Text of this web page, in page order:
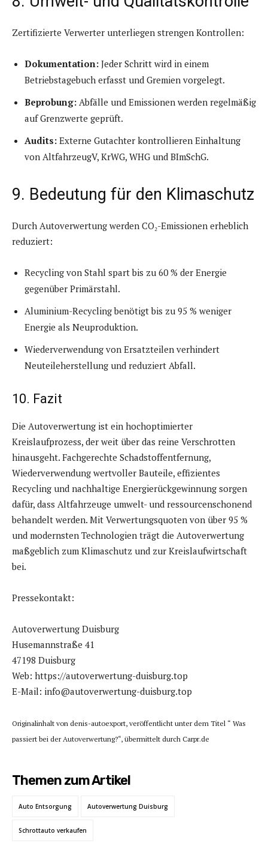
Zertifizierte Verwerter unterliegen strengen Kontrollen:
Dokumentation: Jeder Schritt wird in einem
Betriebstagebuch erfasst und Gremien vorgelegt.
Beprobung: Abfälle und Emissionen werden regelmäßig
auf Grenzwerte geprüft.
Audits: Externe Gutachter kontrollieren Einhaltung
von AltfahrzeugV, KrWG, WHG und BImSchG.
9. Bedeutung für den Klimaschutz
Durch Autoverwertung werden CO₂-Emissionen erheblich
reduziert:
Recycling von Stahl spart bis zu 60 % der Energie
gegenüber Primärstahl.
Aluminium-Recycling benötigt bis zu 95 % weniger
Energie als Neuproduktion.
Wiederverwendung von Ersatzteilen verhindert
Neuteileherstellung und reduziert Abfall.
10. Fazit
Die Autoverwertung ist ein hochoptimierter
Kreislaufprozess, der weit über das reine Verschrotten
hinausgeht. Fachgerechte Schadstoffentfernung,
Wiederverwendung wertvoller Bauteile, effizientes
Recycling und nachhaltige Energierückgewinnung sorgen
dafür, dass Altfahrzeuge umwelt- und ressourcenschonend
behandelt werden. Mit Verwertungsquoten von über 95 %
und modernsten Technologien trägt die Autoverwertung
maßgeblich zum Klimaschutz und zur Kreislaufwirtschaft
bei.
Pressekontakt:
Autoverwertung Duisburg
Husemannstraße 41
47198 Duisburg
Web: https://autoverwertung-duisburg.top
E-Mail: info@autoverwertung-duisburg.top
Originalinhalt von denis-autoexport, veröffentlicht unter dem Titel “ Was
passiert bei der Autoverwertung?“, übermittelt durch Carpr.de
Themen zum Artikel
Auto Entsorgung Autoverwertung Duisburg
Schrottauto verkaufen